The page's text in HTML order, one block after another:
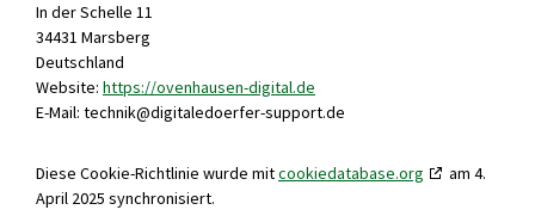
In der Schelle 11
34431 Marsberg
Deutschland
Website: https://ovenhausen-digital.de
E-Mail: technik@digitaledoerfer-support.de
Diese Cookie-Richtlinie wurde mitcookiedatabase.org
am 4.
April 2025 synchronisiert.